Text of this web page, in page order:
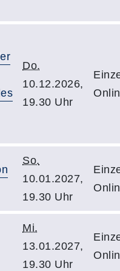
Do.
10.12.2026,
19.30 Uhr
So.
10.01.2027,
19.30 Uhr
Mi.
13.01.2027,
19.30 Uhr